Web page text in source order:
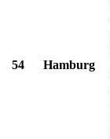
54 Hamburg